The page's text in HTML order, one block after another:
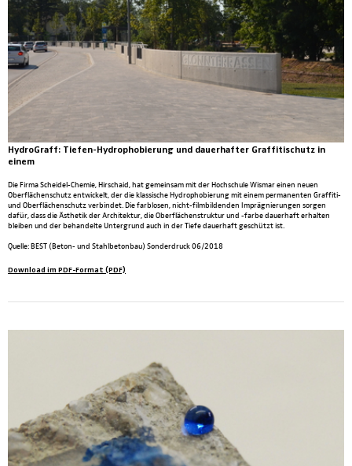
HydroGraff: Tiefen-Hydrophobierung und dauerhafter Graffitischutz in
einem
Die Firma Scheidel-Chemie, Hirschaid, hat gemeinsam mit der Hochschule Wismar einen neuen
Oberflächenschutz entwickelt, der die klassische Hydrophobierung mit einem permanenten Graffiti-
und Oberflächenschutz verbindet. Die farblosen, nicht-filmbildenden Imprägnierungen sorgen
dafür, dass die Ästhetik der Architektur, die Oberflächenstruktur und -farbe dauerhaft erhalten
bleiben und der behandelte Untergrund auch in der Tiefe dauerhaft geschützt ist.
Quelle: BEST (Beton- und Stahlbetonbau) Sonderdruck 06/2018
Download im PDF-Format (PDF)